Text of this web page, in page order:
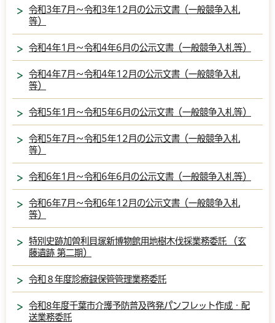
令和3年7月～令和3年12月の公示文書（一般競争入札
等）
令和4年1月～令和4年6月の公示文書（一般競争入札等）
令和4年7月～令和4年12月の公示文書（一般競争入札
等）
令和5年1月～令和5年6月の公示文書（一般競争入札等）
令和5年7月～令和5年12月の公示文書（一般競争入札
等）
令和6年1月～令和6年6月の公示文書（一般競争入札等）
令和6年7月～令和6年12月の公示文書（一般競争入札
等）
特別史跡加曽利貝塚新博物館用地樹木伐採業務委託 （玄
藤遺跡 第二期）
令和８年度診療録保管管理業務委託
令和8年度千葉市介護予防普及啓発パンフレット作成・配
送業務委託